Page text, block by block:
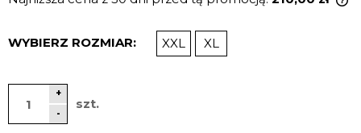
WYBIERZ ROZMIAR: XXL XL
+
-
szt.